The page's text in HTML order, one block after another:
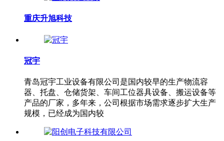
重庆升旭科技
冠宇
青岛冠宇工业设备有限公司是国内较早的生产物流容
器、托盘、仓储货架、车间工位器具设备、搬运设备等
产品的厂家，多年来，公司根据市场需求逐步扩大生产
规模，已经成为国内较